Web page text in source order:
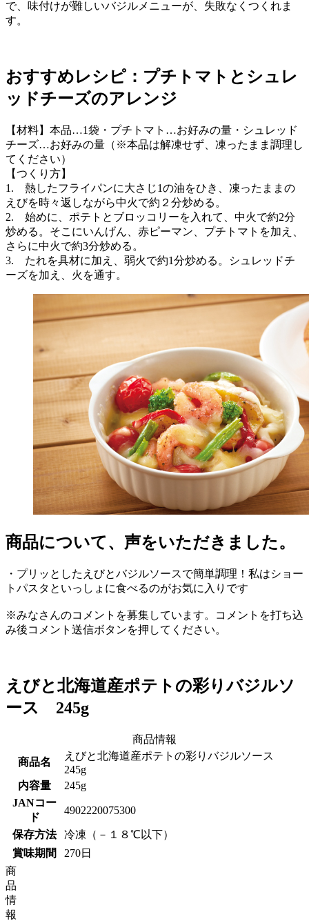
で、味付けが難しいバジルメニューが、失敗なくつくれま
す。
おすすめレシピ：プチトマトとシュレ
ッドチーズのアレンジ
【材料】本品…1袋・プチトマト…お好みの量・シュレッド
チーズ…お好みの量（※本品は解凍せず、凍ったまま調理し
てください）
【つくり方】
1. 熱したフライパンに大さじ1の油をひき、凍ったままの
えびを時々返しながら中火で約２分炒める。​
2. 始めに、ポテトとブロッコリーを入れて、中火で約2分
炒める。​そこにいんげん、赤ピーマン、プチトマトを加え、
さらに中火で約3分炒める。
3. たれを具材に加え、弱火で約1分炒める。​シュレッドチ
ーズを加え、火を通す。
商品について、声をいただきました。
・プリッとしたえびとバジルソースで簡単調理！私はショー
トパスタといっしょに食べるのがお気に入りです
※みなさんのコメントを募集しています。コメントを打ち込
み後コメント送信ボタンを押してください。
えびと北海道産ポテトの彩りバジルソ
ース 245g
商品情報
商品名
えびと北海道産ポテトの彩りバジルソース
245g
内容量
245g
JANコー
ド
4902220075300
保存方法
冷凍（－１８℃以下）
賞味期間
270日
商
品
情
報